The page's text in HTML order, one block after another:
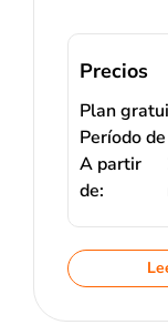
Precios
Plan
Período
A partir
de: